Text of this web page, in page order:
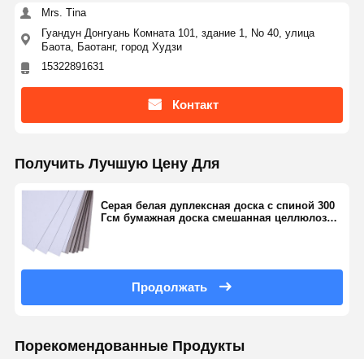
Mrs. Tina
Гуандун Донгуань Комната 101, здание 1, No 40, улица
Баота, Баотанг, город Худзи
15322891631
Контакт
Получить Лучшую Цену Для
Серая белая дуплексная доска с спиной 300
Гсм бумажная доска смешанная целлюлоза
Продолжать
Порекомендованные Продукты